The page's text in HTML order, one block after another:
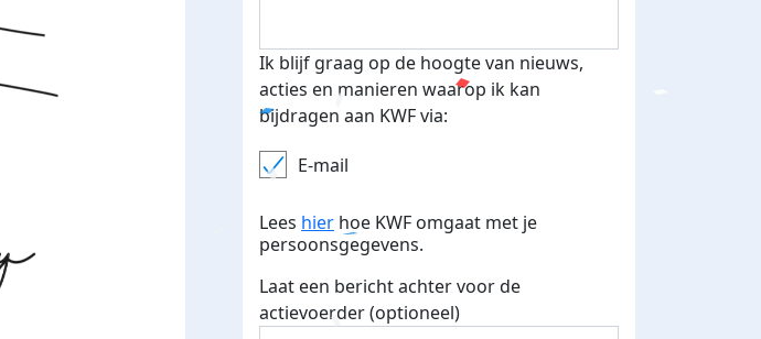
Ik blijf graag op de hoogte van nieuws,
acties en manieren waarop ik kan
bijdragen aan KWF via:
E-mail
Lees hier hoe KWF omgaat met je
persoonsgegevens.
Laat een bericht achter voor de
actievoerder (optioneel)